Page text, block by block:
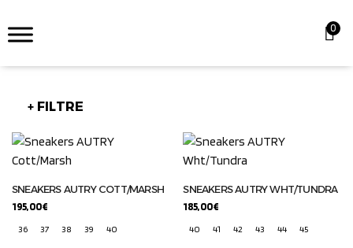
0
+ FILTRE
SNEAKERS AUTRY COTT/MARSH
195,00€
36
37 38 39 40
SNEAKERS AUTRY WHT/TUNDRA
185,00€
40
41 42 43 44 45